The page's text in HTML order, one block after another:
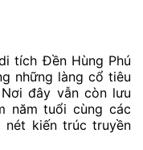
tích Đền Hùng Phú
những làng cổ tiêu
đây vẫn còn lưu
năm tuổi cùng các
nét kiến trúc truyền